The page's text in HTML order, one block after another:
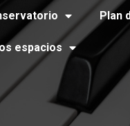
Plan
espacios